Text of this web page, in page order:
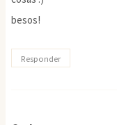
besos!
Responder